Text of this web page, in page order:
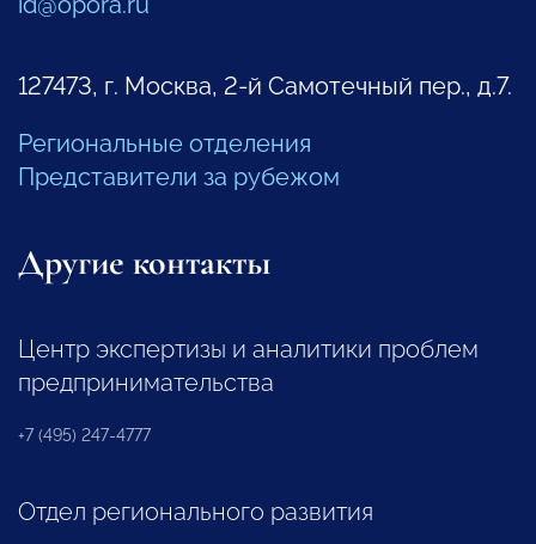
127473, г. Москва, 2-й Самотечный пер., д.7.
Региональные отделения
Представители за рубежом
Другие контакты
Центр экспертизы и аналитики проблем
предпринимательства
+7 (495) 247-4777
Отдел регионального развития